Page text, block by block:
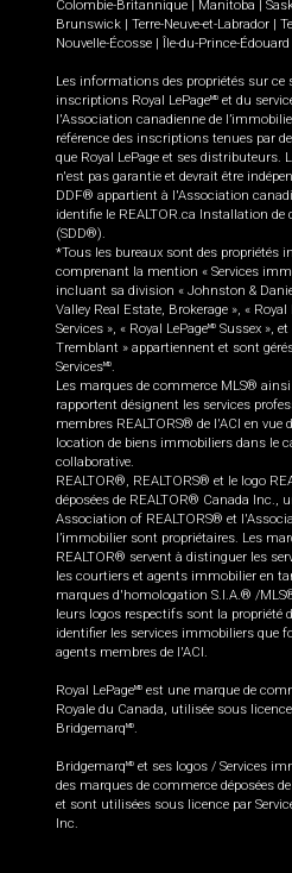
Colombie-Britannique
Manitoba
Brunswick
Terre-Neuve-et-Labrador
Nouvelle-Écosse
Île-du-Prince-Édouard
Les informations des propriétés sur ce
inscriptions Royal LePageMD et du
l'Association canadienne de
référence des inscriptions tenues par
que Royal LePage et ses distributeurs.
n'est pas garantie et devrait être
DDF® appartient à l'Association
identifie le REALTOR.ca Installation
(SDD®).
*Tous les bureaux sont des propriétés
comprenant la mention « Services
incluant sa division « Johnston &
Valley Real Estate, Brokerage », « Royal
Services », « Royal LePageMD Sussex »,
Tremblant » appartiennent et sont
ServicesMD.
Les marques de commerce MLS®
rapportent désignent les services
membres REALTORS® de l'ACI en vue
location de biens immobiliers dans le
collaborative.
REALTOR®, REALTORS® et le logo
déposées de REALTOR® Canada Inc.,
Association of REALTORS® et
l’immobilier sont propriétaires. Les
REALTOR® servent à distinguer les
les courtiers et agents immobilier en
marques d'homologation S.I.A.® /
leurs logos respectifs sont la propriété
identifier les services immobiliers que
agents membres de l'ACI.
Royal LePageMD est une marque de
Royale du Canada, utilisée sous
BridgemarqMD.
BridgemarqMD et ses logos / Services
des marques de commerce déposées
et sont utilisées sous licence par
Inc.